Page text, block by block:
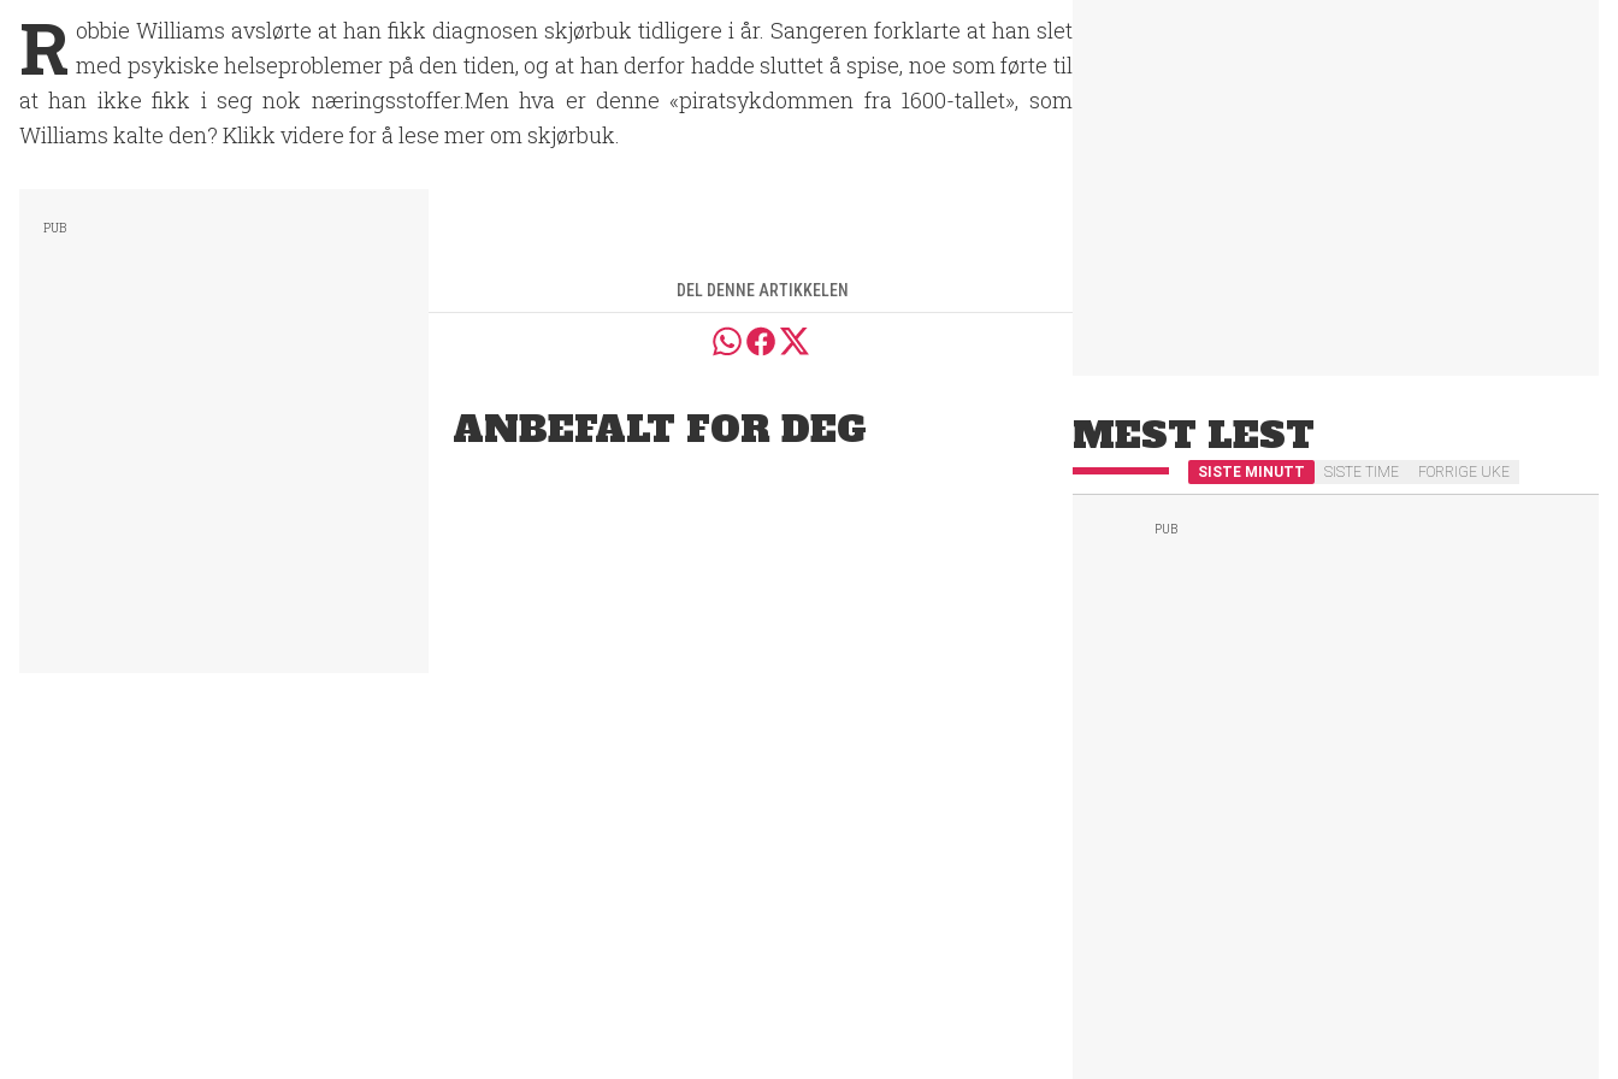
R obbie Williams avslørte at han fikk diagnosen skjørbuk tidligere i år. Sangeren forklarte at han slet
med psykiske helseproblemer på den tiden, og at han derfor hadde sluttet å spise, noe som førte til
at han ikke fikk i seg nok næringsstoffer.Men hva er denne «piratsykdommen fra 1600-tallet», som
Williams kalte den? Klikk videre for å lese mer om skjørbuk.
DEL DENNE ARTIKKELEN
ANBEFALT FOR DEG MEST LEST
SISTE MINUTT SISTE TIME FORRIGE UKE